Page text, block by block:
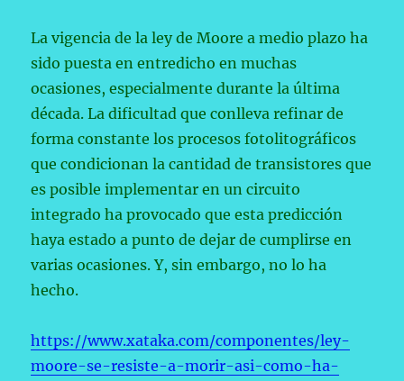
La vigencia de la ley de Moore a medio plazo ha
sido puesta en entredicho en muchas
ocasiones, especialmente durante la última
década. La dificultad que conlleva refinar de
forma constante los procesos fotolitográficos
que condicionan la cantidad de transistores que
es posible implementar en un circuito
integrado ha provocado que esta predicción
haya estado a punto de dejar de cumplirse en
varias ocasiones. Y, sin embargo, no lo ha
hecho.
https://www.xataka.com/componentes/ley-
moore-se-resiste-a-morir-asi-como-ha-